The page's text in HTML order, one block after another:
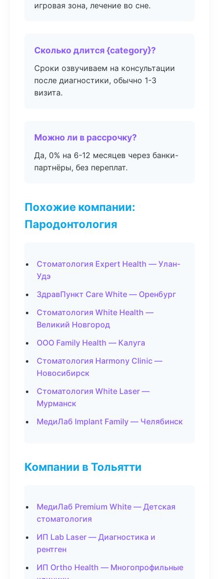
игровая зона, лечение во сне.
Сколько длится {category}?
Сроки озвучиваем на консультации
после диагностики, обычно 1-3
визита.
Можно ли в рассрочку?
Да, 0% на 6-12 месяцев через банки-
партнёры, без переплат.
Похожие компании:
Пародонтология
Стоматология Expert Health — Улан-
Удэ
ЗдравПункт Care White — Оренбург
Стоматология White Health —
Великий Новгород
ООО Family Health — Калуга
Стоматология Harmony Clinic —
Новосибирск
Стоматология White Laser —
Мурманск
МедиЛаб Implant Family — Челябинск
Компании в Тольятти
МедиЛаб Premium White — Детская
стоматология
ИП Lab Laser — Диагностика и
рентген
ИП Ortho Health — Многопрофильные